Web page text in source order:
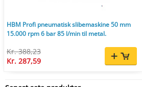
HBM Profi pneumatisk slibemaskine 50 mm
15.000 rpm 6 bar 85 l/min til metal.
Kr. 388,23
Kr. 287,59